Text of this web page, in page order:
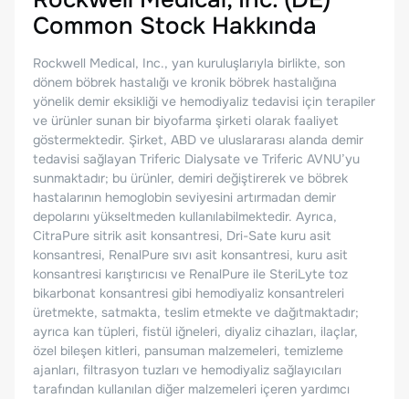
Common Stock Hakkında
Rockwell Medical, Inc., yan kuruluşlarıyla birlikte, son
dönem böbrek hastalığı ve kronik böbrek hastalığına
yönelik demir eksikliği ve hemodiyaliz tedavisi için terapiler
ve ürünler sunan bir biyofarma şirketi olarak faaliyet
göstermektedir. Şirket, ABD ve uluslararası alanda demir
tedavisi sağlayan Triferic Dialysate ve Triferic AVNU’yu
sunmaktadır; bu ürünler, demiri değiştirerek ve böbrek
hastalarının hemoglobin seviyesini artırmadan demir
depolarını yükseltmeden kullanılabilmektedir. Ayrıca,
CitraPure sitrik asit konsantresi, Dri-Sate kuru asit
konsantresi, RenalPure sıvı asit konsantresi, kuru asit
konsantresi karıştırıcısı ve RenalPure ile SteriLyte toz
bikarbonat konsantresi gibi hemodiyaliz konsantreleri
üretmekte, satmakta, teslim etmekte ve dağıtmaktadır;
ayrıca kan tüpleri, fistül iğneleri, diyaliz cihazları, ilaçlar,
özel bileşen kitleri, pansuman malzemeleri, temizleme
ajanları, filtrasyon tuzları ve hemodiyaliz sağlayıcıları
tarafından kullanılan diğer malzemeleri içeren yardımcı